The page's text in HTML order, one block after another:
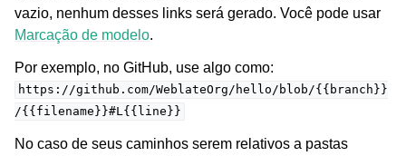
vazio, nenhum desses links será gerado. Você pode usar
Marcação de modelo.
Por exemplo, no GitHub, use algo como:
https://github.com/WeblateOrg/hello/blob/{{branch}}
/{{filename}}#L{{line}}
No caso de seus caminhos serem relativos a pastas